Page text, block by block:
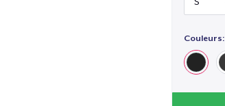
Couleurs: